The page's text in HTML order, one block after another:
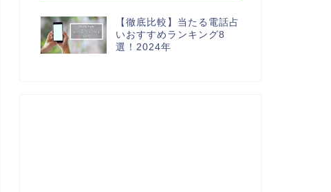
【徹底比較】当たる電話占
いおすすめランキング8
選！2024年